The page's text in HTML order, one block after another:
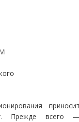
Прежде всего